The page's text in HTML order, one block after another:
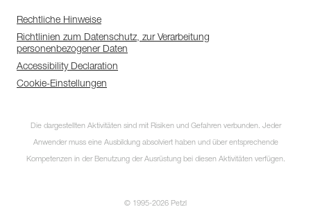
Rechtliche Hinweise
Richtlinien zum Datenschutz, zur Verarbeitung
personenbezogener Daten
Accessibility Declaration
Cookie-Einstellungen
Die dargestellten Aktivitäten sind mit Risiken und Gefahren verbunden. Jeder
Anwender muss eine Ausbildung absolviert haben und über entsprechende
Kompetenzen in der Benutzung der Ausrüstung bei diesen Aktivitäten verfügen.
© 1995-2026 Petzl